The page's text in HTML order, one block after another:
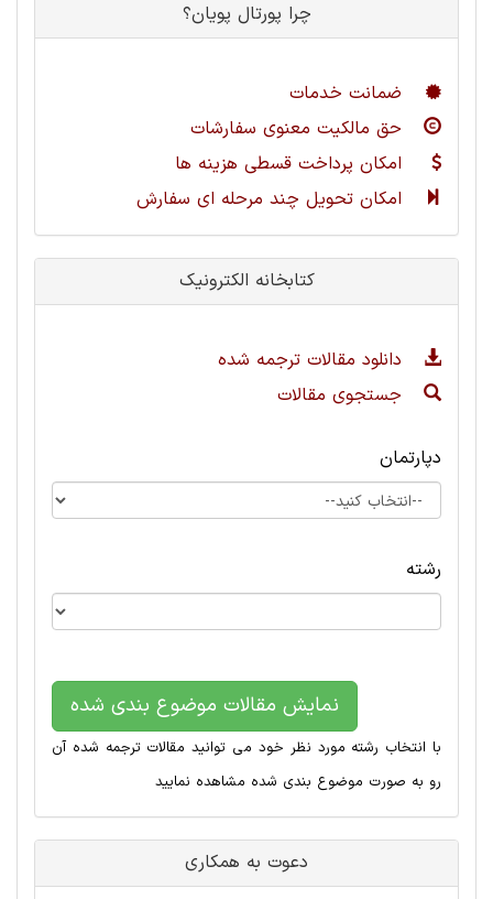
چرا پورتال پویان؟
ضمانت خدمات
حق مالکیت معنوی سفارشات
امکان پرداخت قسطی هزینه ها
امکان تحویل چند مرحله ای سفارش
کتابخانه الکترونیک
دانلود مقالات ترجمه شده
جستجوی مقالات
دپارتمان
رشته
نمایش مقالات موضوع بندی شده
با انتخاب رشته مورد نظر خود می توانید مقالات ترجمه شده آن
رو به صورت موضوع بندی شده مشاهده نمایید
دعوت به همکاری